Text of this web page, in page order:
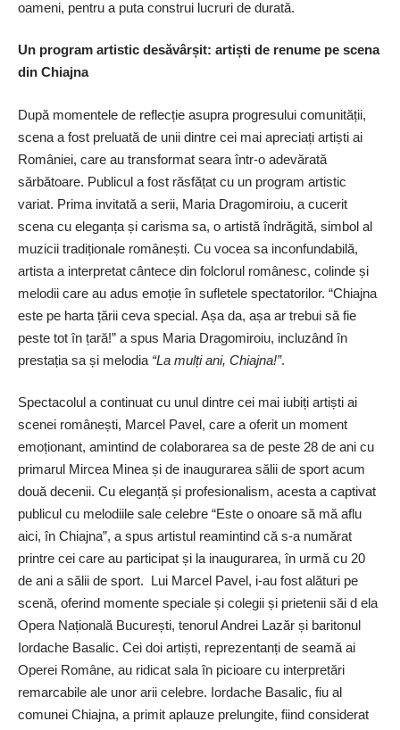
oameni, pentru a puta construi lucruri de durată.
Un program artistic desăvârșit: artiști de renume pe scena
din Chiajna
După momentele de reflecție asupra progresului comunității,
scena a fost preluată de unii dintre cei mai apreciați artiști ai
României, care au transformat seara într-o adevărată
sărbătoare. Publicul a fost răsfățat cu un program artistic
variat. Prima invitată a serii, Maria Dragomiroiu, a cucerit
scena cu eleganța și carisma sa, o artistă îndrăgită, simbol al
muzicii tradiționale românești. Cu vocea sa inconfundabilă,
artista a interpretat cântece din folclorul românesc, colinde și
melodii care au adus emoție în sufletele spectatorilor. “Chiajna
este pe harta țării ceva special. Așa da, așa ar trebui să fie
peste tot în țară!” a spus Maria Dragomiroiu, incluzând în
prestația sa și melodia “La mulți ani, Chiajna!”.
Spectacolul a continuat cu unul dintre cei mai iubiți artiști ai
scenei românești, Marcel Pavel, care a oferit un moment
emoționant, amintind de colaborarea sa de peste 28 de ani cu
primarul Mircea Minea și de inaugurarea sălii de sport acum
două decenii. Cu eleganță și profesionalism, acesta a captivat
publicul cu melodiile sale celebre “Este o onoare să mă aflu
aici, în Chiajna”, a spus artistul reamintind că s-a numărat
printre cei care au participat și la inaugurarea, în urmă cu 20
de ani a sălii de sport. Lui Marcel Pavel, i-au fost alături pe
scenă, oferind momente speciale și colegii și prietenii săi d ela
Opera Națională București, tenorul Andrei Lazăr și baritonul
Iordache Basalic. Cei doi artiști, reprezentanți de seamă ai
Operei Române, au ridicat sala în picioare cu interpretări
remarcabile ale unor arii celebre. Iordache Basalic, fiu al
comunei Chiajna, a primit aplauze prelungite, fiind considerat